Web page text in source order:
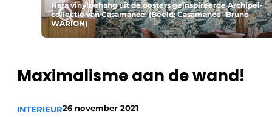
Nara vinylbehang uit de oosters geïnspireerde Archipel-
collectie van Casamance. (Beeld: Casamance -Bruno
WARION)
Maximalisme aan de wand!
INTERIEUR26 november 2021